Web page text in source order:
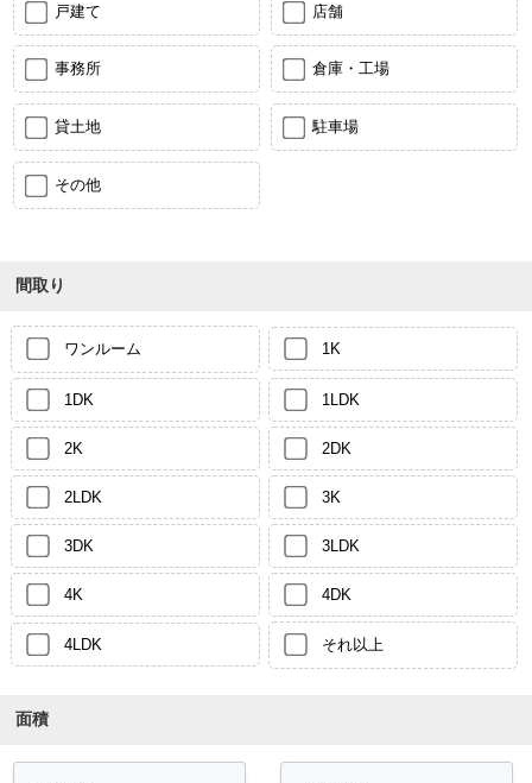
戸建て 店舗
事務所 倉庫・工場
貸土地 駐車場
その他
間取り
ワンルーム 1K
1DK 1LDK
2K 2DK
2LDK 3K
3DK 3LDK
4K 4DK
4LDK それ以上
面積